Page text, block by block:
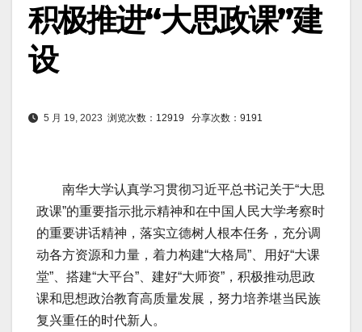
积极推进“大思政课”建
设
5 月 19, 2023 浏览次数：12919 分享次数：9191
南华大学认真学习贯彻习近平总书记关于“大思
政课”的重要指示批示精神和在中国人民大学考察时
的重要讲话精神，落实立德树人根本任务，充分调
动各方资源和力量，着力构建“大格局”、用好“大课
堂”、搭建“大平台”、建好“大师资”，积极推动思政
课和思想政治教育高质量发展，努力培养堪当民族
复兴重任的时代新人。